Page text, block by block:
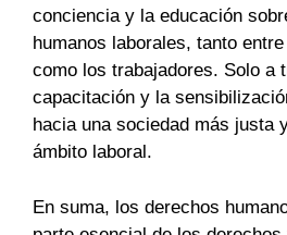
conciencia y la educación
humanos laborales, tanto
como los trabajadores. Solo a
capacitación y la
hacia una sociedad más justa
ámbito laboral.
En suma, los derechos